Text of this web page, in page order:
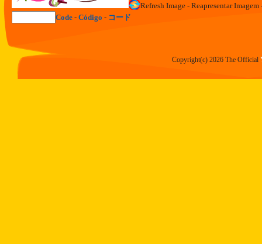
Refresh Image - Reapresentar
Code- Código - コード
Copyright(c) 2026 The Official